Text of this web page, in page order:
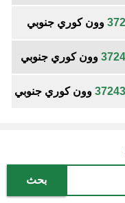
وون كوري جنوبي
وون كوري جنوبي
وون كوري جنوبي
بحث